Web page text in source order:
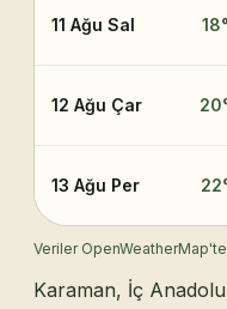
11 Ağu Sal 18°
12 Ağu Çar 20
13 Ağu Per 22
Veriler
Karaman, İç